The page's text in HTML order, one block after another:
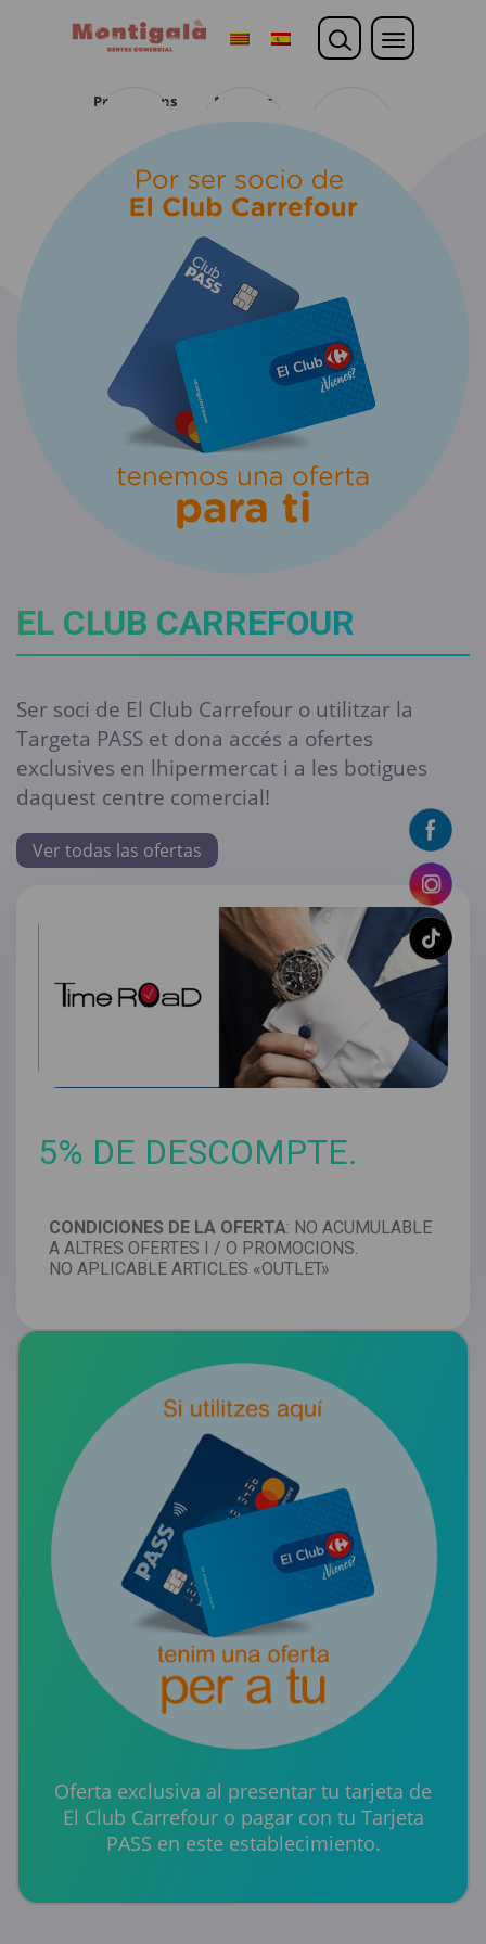
Promocions Noticies
EL CLUB CARREFOUR
Ser soci de El Club Carrefour o utilitzar la
Targeta PASS et dona accés a ofertes
exclusives en lhipermercat i a les botigues
daquest centre comercial!
Ver todas las ofertas
5% DE DESCOMPTE.
CONDICIONES DE LA OFERTA: NO ACUMULABLE
A ALTRES OFERTES I / O PROMOCIONS.
NO APLICABLE ARTICLES «OUTLET»
Oferta exclusiva al presentar tu tarjeta de
El Club Carrefour o pagar con tu Tarjeta
PASS en este establecimiento.